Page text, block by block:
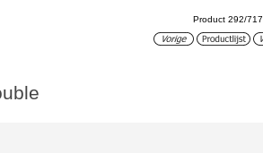
Product 292/717